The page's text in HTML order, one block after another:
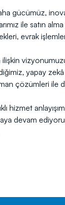
gücümüz,
ile satın
evrak
ilişkin
yapay
çözümleri ile
hizmet
devam